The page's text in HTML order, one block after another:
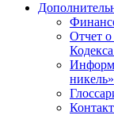
Отчет
никель»